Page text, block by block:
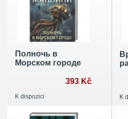
Полночь в
Морском городе
393 Kč
K dispozici K